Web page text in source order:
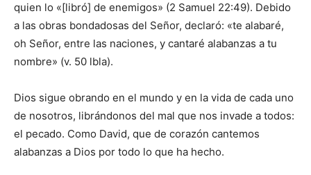
quien lo «[libró] de enemigos» (2 Samuel 22:49). Debido
a las obras bondadosas del Señor, declaró: «te alabaré,
oh Señor, entre las naciones, y cantaré alabanzas a tu
nombre» (v. 50 lbla).
Dios sigue obrando en el mundo y en la vida de cada uno
de nosotros, librándonos del mal que nos invade a todos:
el pecado. Como David, que de corazón cantemos
alabanzas a Dios por todo lo que ha hecho.